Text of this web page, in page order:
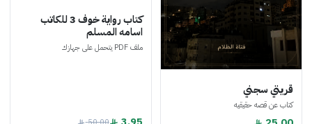
قريتي سجني
كتاب عن قصه حقيقيه
كتاب رواية خوف 3 للكاتب
اسامه المسلم
ملف PDF يتحمل على جهازك